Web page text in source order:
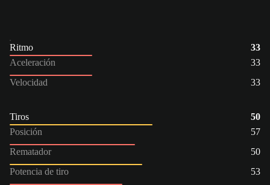
Ritmo
33
Aceleración
33
Velocidad
33
Tiros
50
Posición
57
Rematador
50
Potencia de tiro
53